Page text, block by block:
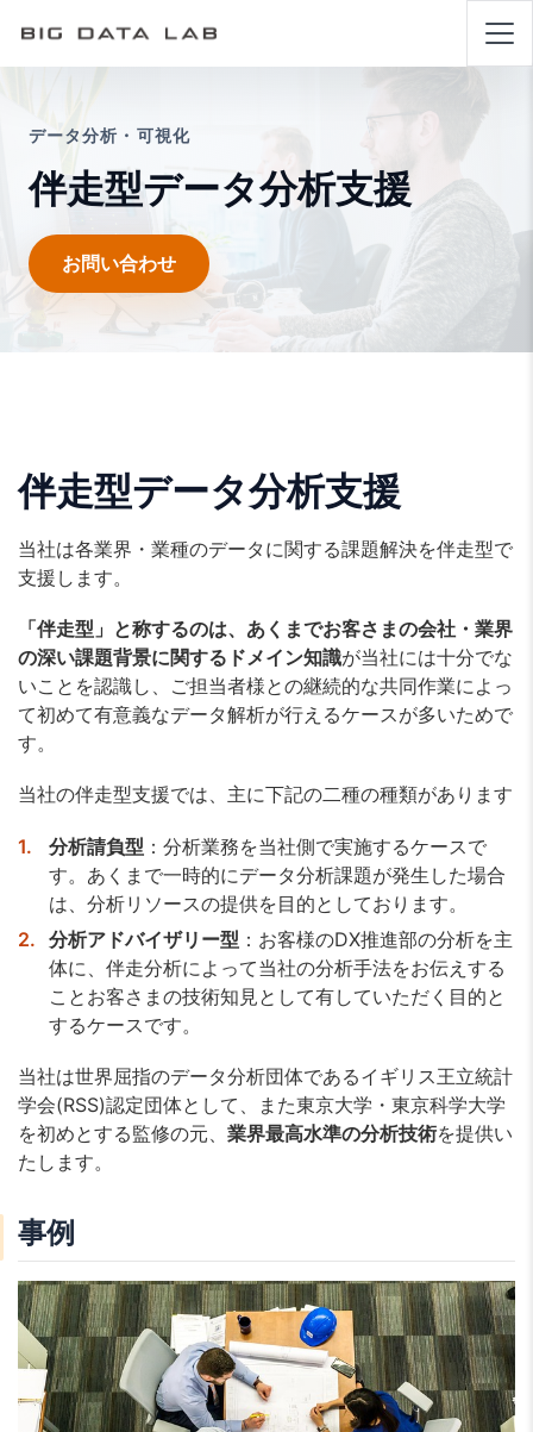
データ分析・可視化
伴走型データ分析支援
お問い合わせ
伴走型データ分析支援
当社は各業界・業種のデータに関する課題解決を伴走型で
支援します。
「伴走型」 と称するのは、あくまでお客さまの会社・業界
の深い課題背景に関する ドメイン知識が当社には十分でな
いことを認識し、ご担当者様との継続的な共同作業によっ
て初めて有意義なデータ解析が行えるケースが多いためで
す。
当社の伴走型支援では、主に下記の二種の種類があります
分析請負型 ：分析業務を当社側で実施するケースで
す。あくまで一時的にデータ分析課題が発生した場合
は、分析リソースの提供を目的としております。
分析アドバイザリー型 ：お客様のDX推進部の分析を主
体に、伴走分析によって当社の分析手法をお伝えする
ことお客さまの技術知見として有していただく目的と
するケースです。
当社は世界屈指のデータ分析団体であるイギリス王立統計
学会(RSS)認定団体として、また東京大学・東京科学大学
を初めとする監修の元、 業界最高水準の分析技術を提供い
たします。
事例